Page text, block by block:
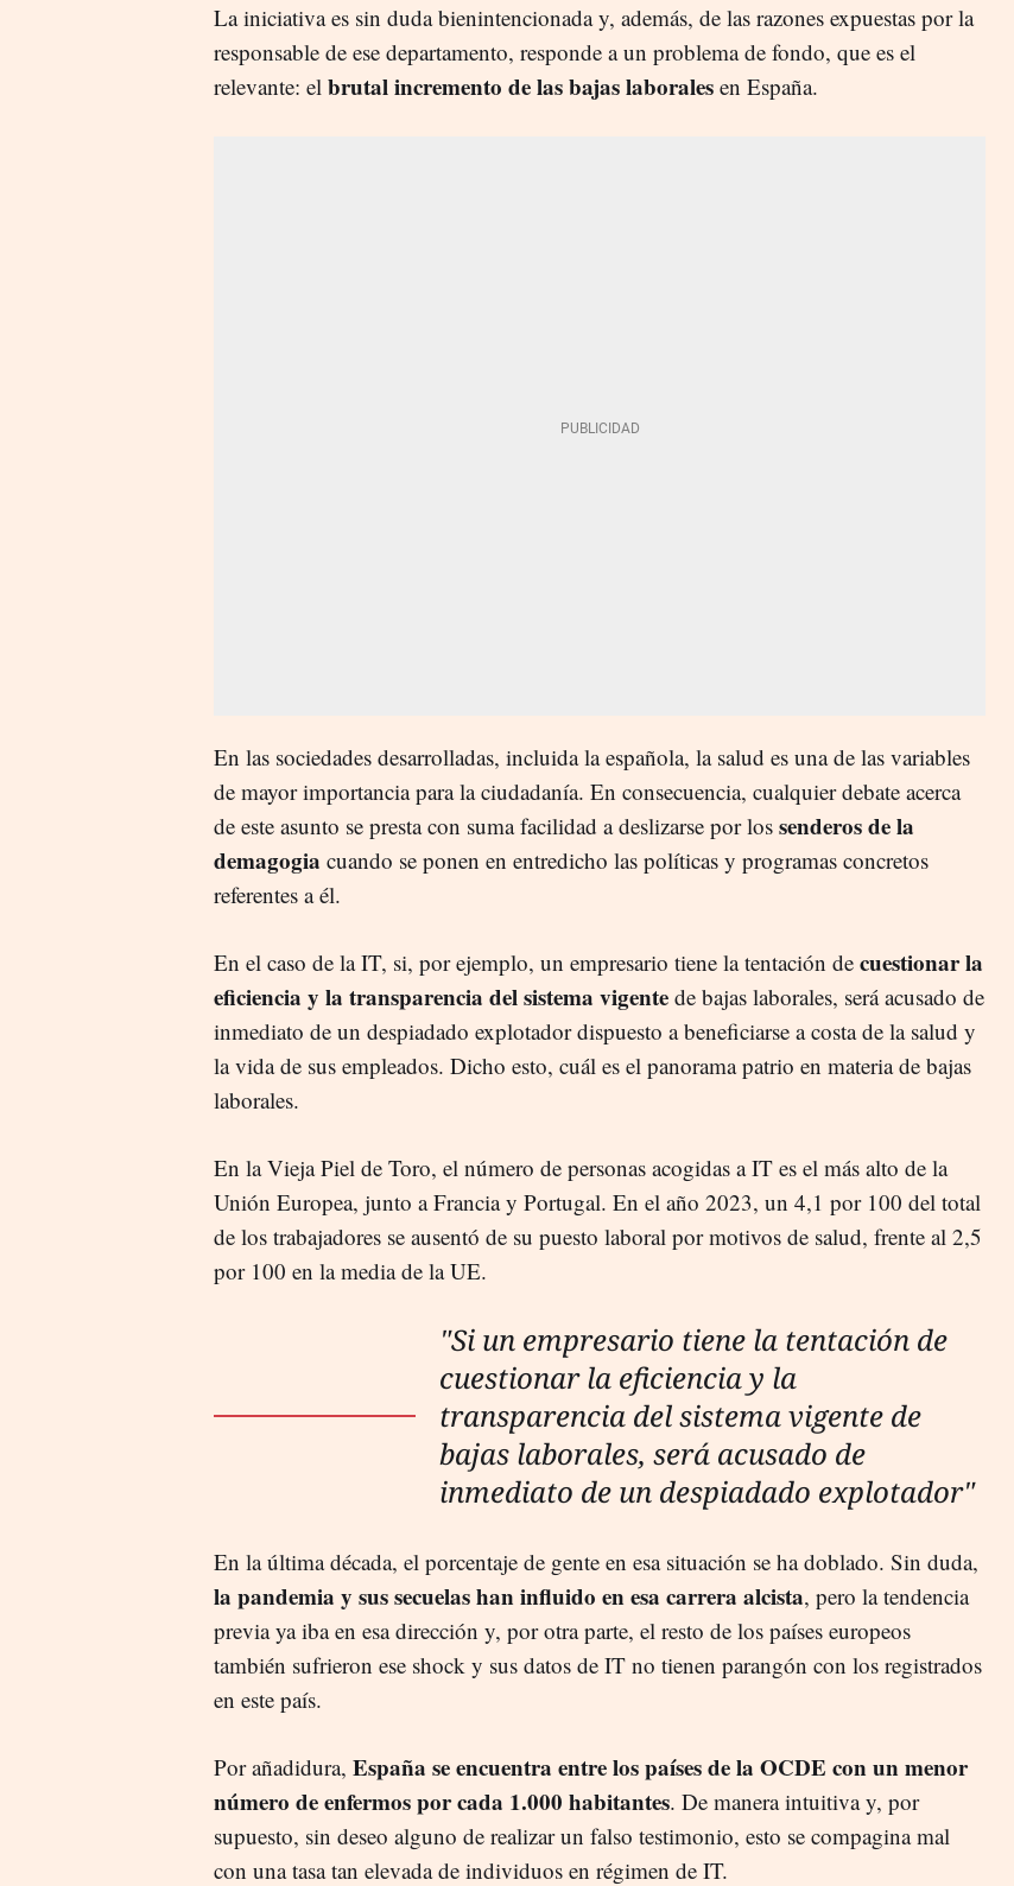
La iniciativa es sin duda bienintencionada y, además, de las razones expuestas por la
responsable de ese departamento, responde a un problema de fondo, que es el
relevante: el brutal incremento de las bajas laborales en España.
En las sociedades desarrolladas, incluida la española, la salud es una de las variables
de mayor importancia para la ciudadanía. En consecuencia, cualquier debate acerca
de este asunto se presta con suma facilidad a deslizarse por los senderos de la
demagogia cuando se ponen en entredicho las políticas y programas concretos
referentes a él.
En el caso de la IT, si, por ejemplo, un empresario tiene la tentación de cuestionar la
eficiencia y la transparencia del sistema vigente de bajas laborales, será acusado de
inmediato de un despiadado explotador dispuesto a beneficiarse a costa de la salud y
la vida de sus empleados. Dicho esto, cuál es el panorama patrio en materia de bajas
laborales.
En la Vieja Piel de Toro, el número de personas acogidas a IT es el más alto de la
Unión Europea, junto a Francia y Portugal. En el año 2023, un 4,1 por 100 del total
de los trabajadores se ausentó de su puesto laboral por motivos de salud, frente al 2,5
por 100 en la media de la UE.
"Si un empresario tiene la tentación de
cuestionar la eficiencia y la
transparencia del sistema vigente de
bajas laborales, será acusado de
inmediato de un despiadado explotador"
En la última década, el porcentaje de gente en esa situación se ha doblado. Sin duda,
la pandemia y sus secuelas han influido en esa carrera alcista, pero la tendencia
previa ya iba en esa dirección y, por otra parte, el resto de los países europeos
también sufrieron ese shock y sus datos de IT no tienen parangón con los registrados
en este país.
Por añadidura, España se encuentra entre los países de la OCDE con un menor
número de enfermos por cada 1.000 habitantes. De manera intuitiva y, por
supuesto, sin deseo alguno de realizar un falso testimonio, esto se compagina mal
con una tasa tan elevada de individuos en régimen de IT.